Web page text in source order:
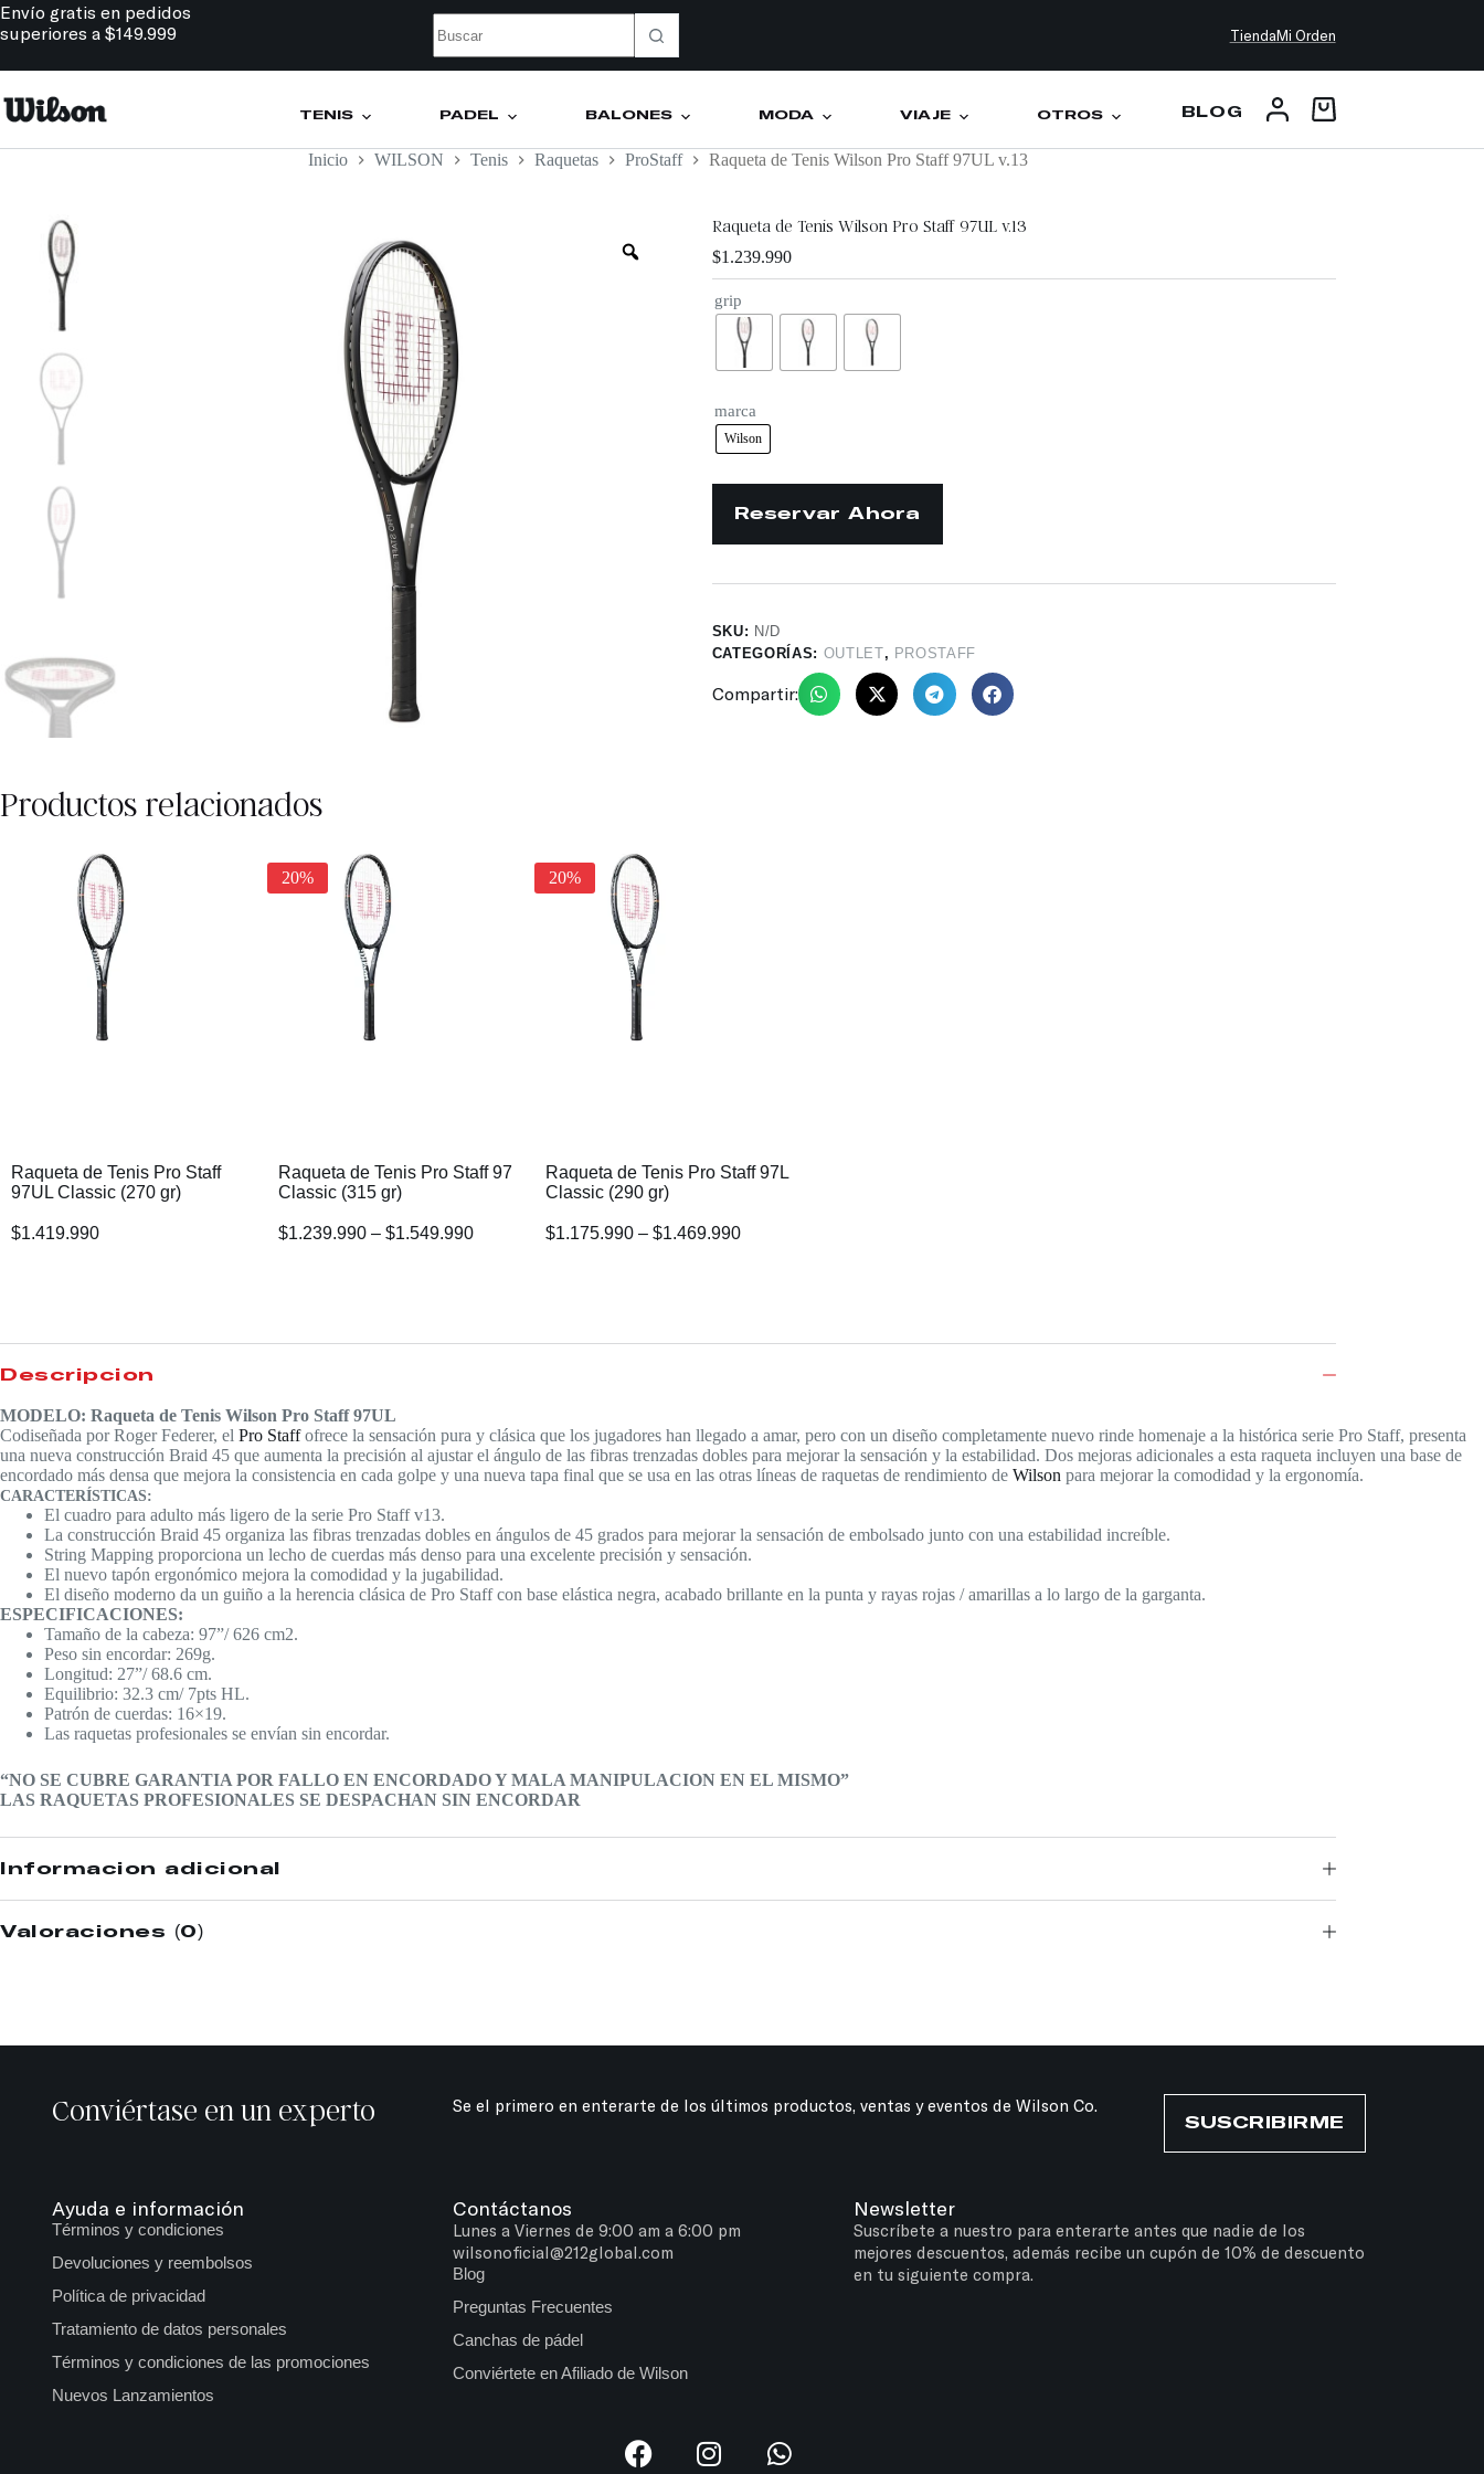
Envío gratis en pedidos
superiores a $149.999
TiendaMi Orden
TENIS PÁDEL BALONES MODA VIAJE OTROS BLOG
Inicio WILSON Tenis Raquetas ProStaff Raqueta de Tenis Wilson Pro Staff 97UL v.13
Raqueta de Tenis Wilson Pro Staff 97UL v.13
$1.239.990
grip
marca
Wilson
SKU: N/D
CATEGORÍAS: OUTLET, PROSTAFF
Compartir:
Productos relacionados
Raqueta de Tenis Pro Staff
97UL Classic (270 gr)
$1.419.990
20%
Raqueta de Tenis Pro Staff 97
Classic (315 gr)
$1.239.990 – $1.549.990
20%
Raqueta de Tenis Pro Staff 97L
Classic (290 gr)
$1.175.990 – $1.469.990
Descripción
MODELO: Raqueta de Tenis Wilson Pro Staff 97UL
Codiseñada por Roger Federer, el Pro Staffofrece la sensación pura y clásica que los jugadores han llegado a amar, pero con un diseño completamente nuevo rinde homenaje a la histórica serie Pro Staff, presenta
una nueva construcción Braid 45 que aumenta la precisión al ajustar el ángulo de las fibras trenzadas dobles para mejorar la sensación y la estabilidad. Dos mejoras adicionales a esta raqueta incluyen una base de
encordado más densa que mejora la consistencia en cada golpe y una nueva tapa final que se usa en las otras líneas de raquetas de rendimiento de Wilson para mejorar la comodidad y la ergonomía.
CARACTERÍSTICAS:
El cuadro para adulto más ligero de la serie Pro Staff v13.
La construcción Braid 45 organiza las fibras trenzadas dobles en ángulos de 45 grados para mejorar la sensación de embolsado junto con una estabilidad increíble.
String Mapping proporciona un lecho de cuerdas más denso para una excelente precisión y sensación.
El nuevo tapón ergonómico mejora la comodidad y la jugabilidad.
El diseño moderno da un guiño a la herencia clásica de Pro Staff con base elástica negra, acabado brillante en la punta y rayas rojas / amarillas a lo largo de la garganta.
ESPECIFICACIONES:
Tamaño de la cabeza: 97”/ 626 cm2.
Peso sin encordar: 269g.
Longitud: 27”/ 68.6 cm.
Equilibrio: 32.3 cm/ 7pts HL.
Patrón de cuerdas: 16×19.
Las raquetas profesionales se envían sin encordar.
“NO SE CUBRE GARANTIA POR FALLO EN ENCORDADO Y MALA MANIPULACION EN EL MISMO”
LAS RAQUETAS PROFESIONALES SE DESPACHAN SIN ENCORDAR
Información adicional
Valoraciones (0)
Conviértase en un experto Se el primero en enterarte de los últimos productos, ventas y eventos de Wilson Co.
SUSCRIBIRME
Ayuda e información
Términos y condiciones
Devoluciones y reembolsos
Política de privacidad
Tratamiento de datos personales
Términos y condiciones de las promociones
Nuevos Lanzamientos
Contáctanos
Lunes a Viernes de 9:00 am a 6:00 pm
wilsonoficial@212global.com
Blog
Preguntas Frecuentes
Canchas de pádel
Conviértete en Afiliado de Wilson
Newsletter
Suscríbete a nuestro para enterarte antes que nadie de los
mejores descuentos, además recibe un cupón de 10% de descuento
en tu siguiente compra.